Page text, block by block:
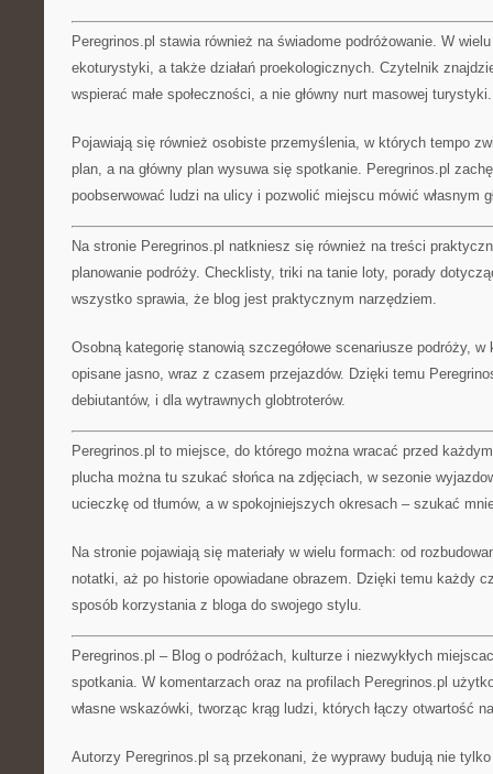
Peregrinos.pl stawia również na świadome podróżowanie. W
ekoturystyki, a także działań proekologicznych. Czytelnik
wspierać małe społeczności, a nie główny nurt masowej turystyki.
Pojawiają się również osobiste przemyślenia, w których tempo
plan, a na główny plan wysuwa się spotkanie. Peregrinos.pl
poobserwować ludzi na ulicy i pozwolić miejscu mówić własnym
Na stronie Peregrinos.pl natkniesz się również na treści
planowanie podróży. Checklisty, triki na tanie loty, porady
wszystko sprawia, że blog jest praktycznym narzędziem.
Osobną kategorię stanowią szczegółowe scenariusze podróży,
opisane jasno, wraz z czasem przejazdów. Dzięki temu
debiutantów, i dla wytrawnych globtroterów.
Peregrinos.pl to miejsce, do którego można wracać przed
plucha można tu szukać słońca na zdjęciach, w sezonie
ucieczkę od tłumów, a w spokojniejszych okresach – szukać
Na stronie pojawiają się materiały w wielu formach: od
notatki, aż po historie opowiadane obrazem. Dzięki temu każdy
sposób korzystania z bloga do swojego stylu.
Peregrinos.pl – Blog o podróżach, kulturze i niezwykłych
spotkania. W komentarzach oraz na profilach Peregrinos.pl
własne wskazówki, tworząc krąg ludzi, których łączy otwartość
Autorzy Peregrinos.pl są przekonani, że wyprawy budują nie